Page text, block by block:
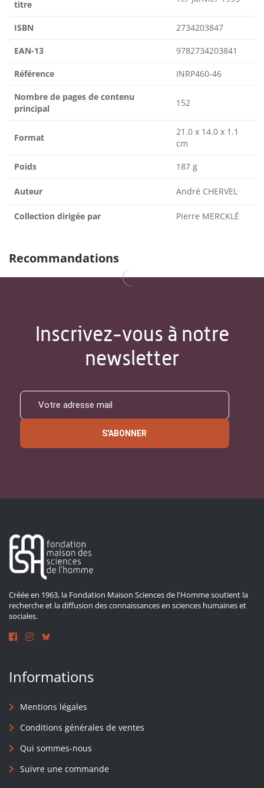
titre
ISBN 2734203847
EAN-13 9782734203841
Référence INRP460-46
Nombre de pages de contenu
principal
152
Format
21.0 x 14.0 x 1.1
cm
Poids 187 g
Auteur André CHERVEL
Collection dirigée par Pierre MERCKLÉ
Recommandations
Inscrivez-vous à notre
newsletter
S'ABONNER
Créée en 1963, la Fondation Maison Sciences de l'Homme soutient la
recherche et la diffusion des connaissances en sciences humaines et
sociales.
Informations
Mentions légales
Conditions générales de ventes
Qui sommes-nous
Suivre une commande